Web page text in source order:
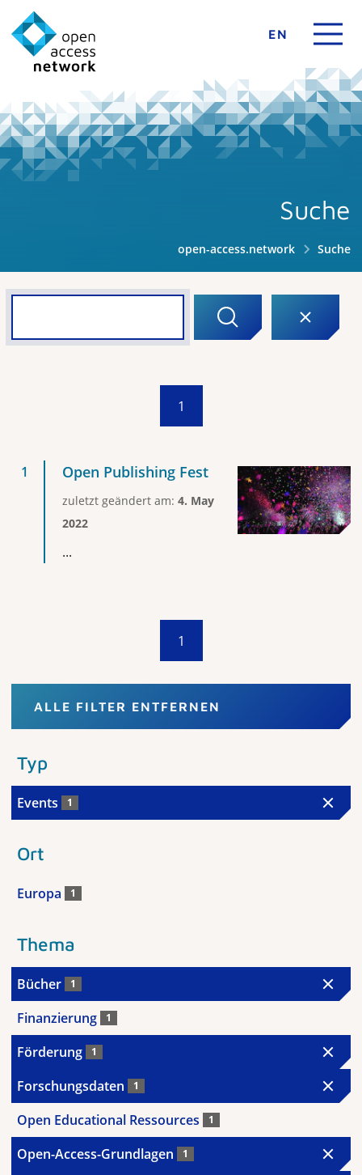
EN
Suche
open-access.network Suche
1
Open Publishing Fest
zuletzt geändert am: 4. May
2022
...
1
ALLE FILTER ENTFERNEN
Typ
Events 1
Ort
Europa 1
Thema
Bücher 1
Finanzierung 1
Förderung 1
Forschungsdaten 1
Open Educational Ressources 1
Open-Access-Grundlagen 1